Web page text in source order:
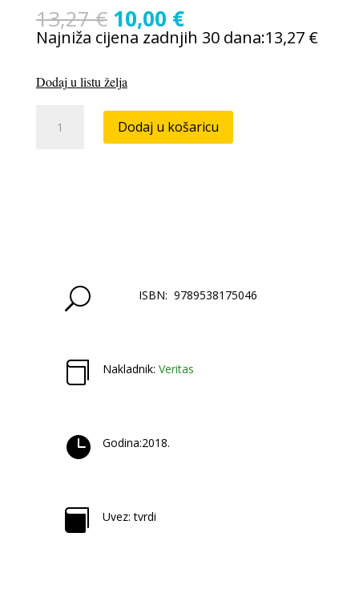
13,27€ Izvorna
cijena
je:
13,27 €.
10,00 €Trenutna
cijena
Najniža cijena zadnjih 30 dana:13,27 €
Dodaj u listu želja
kršćanskih
Dodaj u košaricu
U ISBN: 9789538175046
 Nakladnik: Veritas
 Godina:2018.
 Uvez: tvrdi